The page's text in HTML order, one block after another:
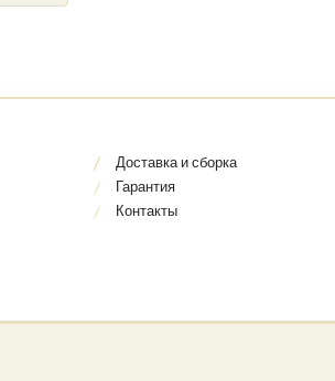
Доставка и сборка
Гарантия
Контакты